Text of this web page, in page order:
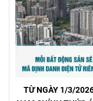
TỪ NGÀY 1/3/